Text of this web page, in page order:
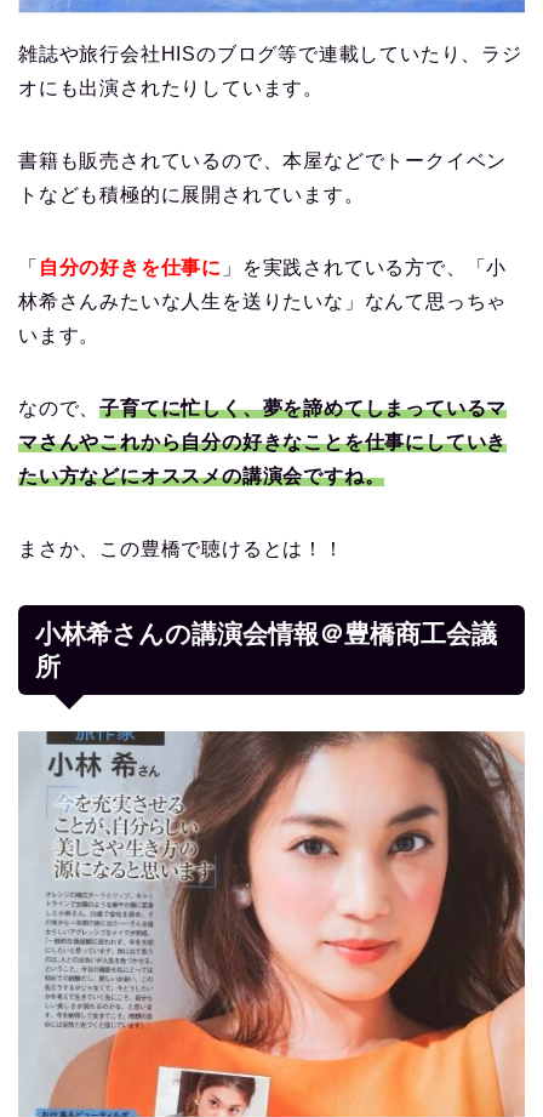
雑誌や旅行会社HISのブログ等で連載していたり、ラジ
オにも出演されたりしています。
書籍も販売されているので、本屋などでトークイベン
トなども積極的に展開されています。
「 自分の好きを仕事に 」を実践されている方で、「小
林希さんみたいな人生を送りたいな」なんて思っちゃ
います。
なので、子育てに忙しく、夢を諦めてしまっているマ
マさんやこれから自分の好きなことを仕事にしていき
たい方などにオススメの講演会ですね。
まさか、この豊橋で聴けるとは！！
小林希さんの講演会情報＠豊橋商工会議
所